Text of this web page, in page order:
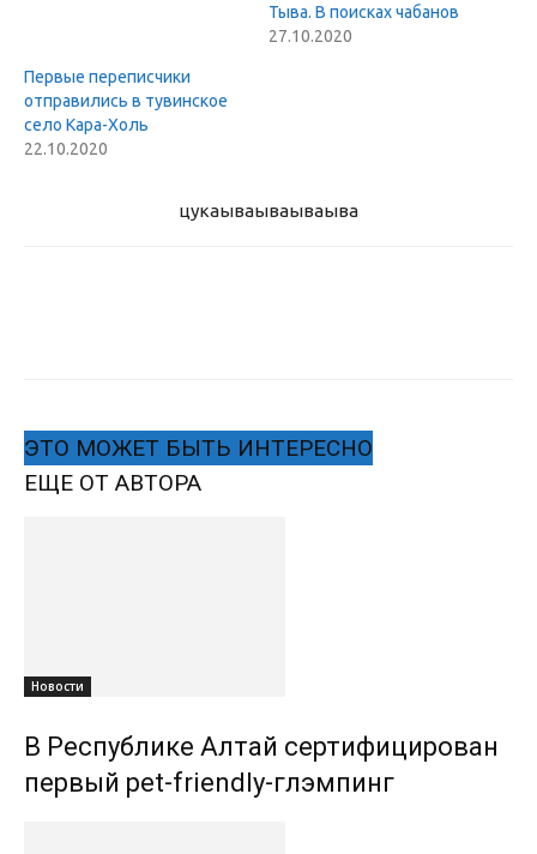
Тыва. В поисках чабанов
27.10.2020
Первые переписчики
отправились в тувинское
село Кара-Холь
22.10.2020
цукаываываываыва
ЭТО МОЖЕТ БЫТЬ ИНТЕРЕСНО
ЕЩЕ ОТ АВТОРА
Новости
В Республике Алтай сертифицирован
первый pet-friendly-глэмпинг